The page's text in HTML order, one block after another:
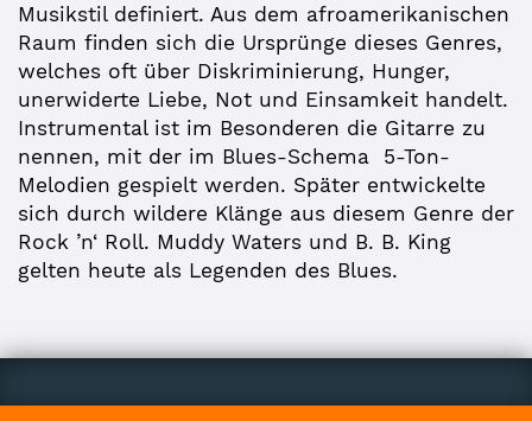
Musikstil definiert. Aus dem afroamerikanischen
Raum finden sich die Ursprünge dieses Genres,
welches oft über Diskriminierung, Hunger,
unerwiderte Liebe, Not und Einsamkeit handelt.
Instrumental ist im Besonderen die Gitarre zu
nennen, mit der im Blues-Schema 5-Ton-
Melodien gespielt werden. Später entwickelte
sich durch wildere Klänge aus diesem Genre der
Rock ’n‘ Roll. Muddy Waters und B. B. King
gelten heute als Legenden des Blues.